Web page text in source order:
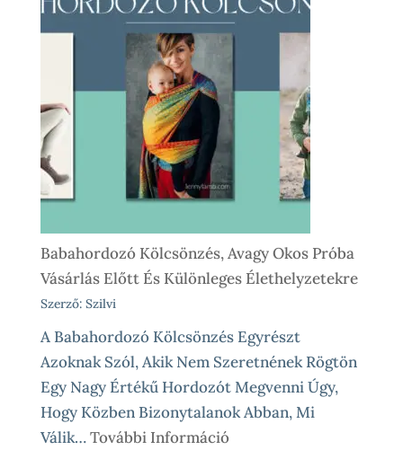
Lépésről
Lépésre
Így
Működik
Nálunk
Babahordozó Kölcsönzés, Avagy Okos Próba
Vásárlás Előtt És Különleges Élethelyzetekre
Szerző: Szilvi
A Babahordozó Kölcsönzés Egyrészt
Azoknak Szól, Akik Nem Szeretnének Rögtön
Egy Nagy Értékű Hordozót Megvenni Úgy,
Hogy Közben Bizonytalanok Abban, Mi
Válik…További Információ: